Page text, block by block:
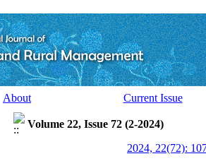
About Current Issue
Volume 22, Issue 72 (2-2024)
2024, 22(72):